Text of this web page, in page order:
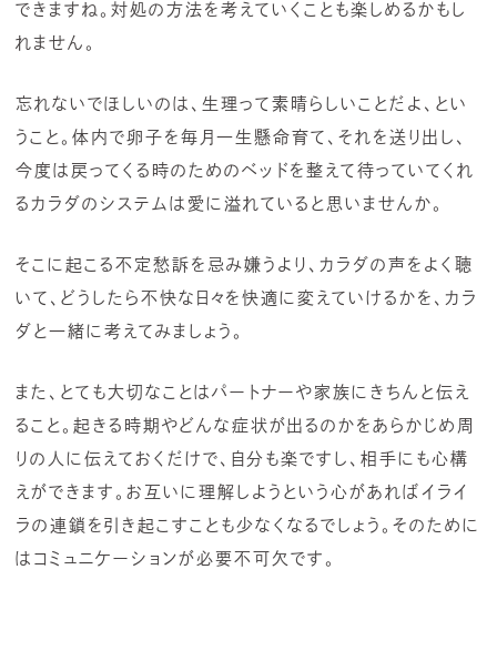
できますね。対処の方法を考えていくことも楽しめるかもし
れません。
忘れないでほしいのは、生理って素晴らしいことだよ、とい
うこと。体内で卵子を毎月一生懸命育て、それを送り出し、
今度は戻ってくる時のためのベッドを整えて待っていてくれ
るカラダのシステムは愛に溢れていると思いませんか。
そこに起こる不定愁訴を忌み嫌うより、カラダの声をよく聴
いて、どうしたら不快な日々を快適に変えていけるかを、カラ
ダと一緒に考えてみましょう。
また、とても大切なことはパートナーや家族にきちんと伝え
ること。起きる時期やどんな症状が出るのかをあらかじめ周
りの人に伝えておくだけで、自分も楽ですし、相手にも心構
えができます。お互いに理解しようという心があればイライ
ラの連鎖を引き起こすことも少なくなるでしょう。そのために
はコミュニケーションが必要不可欠です。